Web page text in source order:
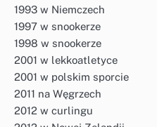
1993 w Niemczech
1997 w snookerze
1998 w snookerze
2001 w lekkoatletyce
2001 w polskim sporcie
2011 na Węgrzech
2012 w curlingu